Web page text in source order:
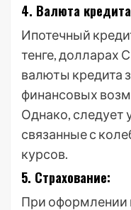
4. Валюта
Ипотечный
тенге, долларах
валюты кредита
финансовых
Однако, следует
связанные с
курсов.
5. Страхование:
При оформлении